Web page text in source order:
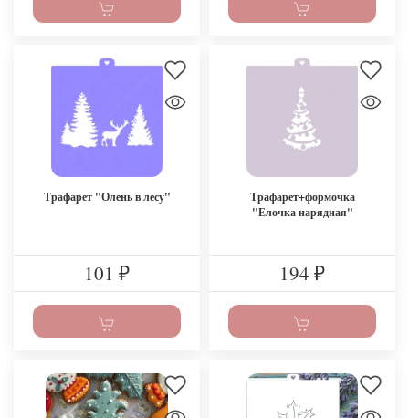
Трафарет "Олень в лесу"
101 ₽
Трафарет+формочка
"Елочка нарядная"
194 ₽